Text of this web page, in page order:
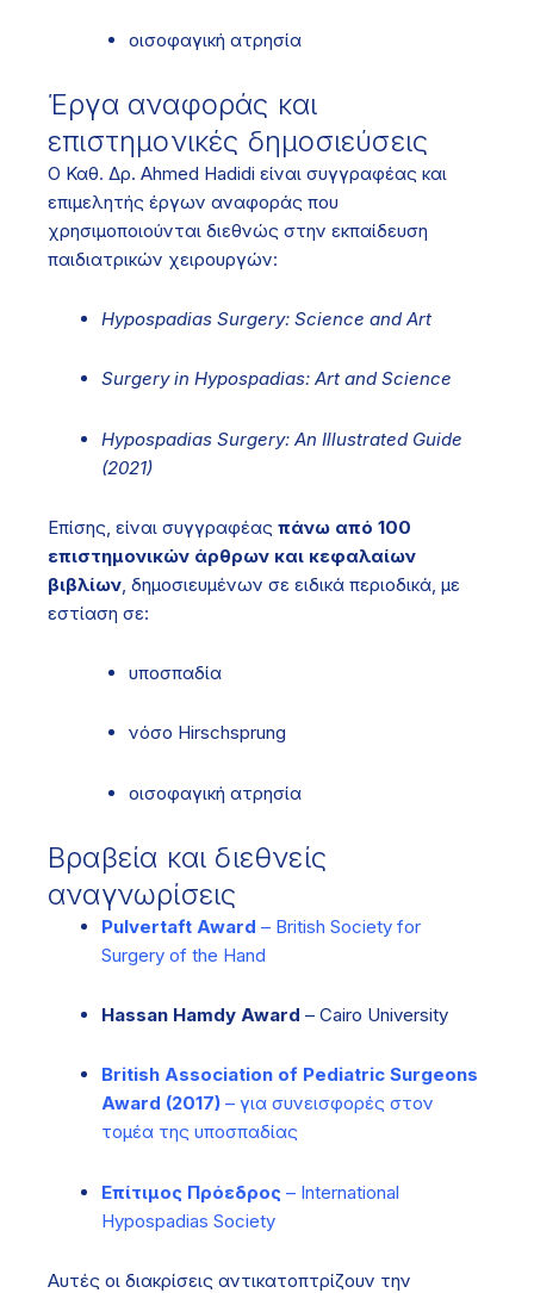
οισοφαγική ατρησία
Έργα αναφοράς και
επιστημονικές δημοσιεύσεις
Ο Καθ. Δρ. Ahmed Hadidi είναι συγγραφέας και
επιμελητής έργων αναφοράς που
χρησιμοποιούνται διεθνώς στην εκπαίδευση
παιδιατρικών χειρουργών:
Hypospadias Surgery: Science and Art
Surgery in Hypospadias: Art and Science
Hypospadias Surgery: An Illustrated Guide
(2021)
Επίσης, είναι συγγραφέας πάνω από 100
επιστημονικών άρθρων και κεφαλαίων
βιβλίων , δημοσιευμένων σε ειδικά περιοδικά, με
εστίαση σε:
υποσπαδία
νόσο Hirschsprung
οισοφαγική ατρησία
Βραβεία και διεθνείς
αναγνωρίσεις
Pulvertaft Award – British Society for
Surgery of the Hand
Hassan Hamdy Award – Cairo University
British Association of Pediatric Surgeons
Award (2017) – για συνεισφορές στον
τομέα της υποσπαδίας
Επίτιμος Πρόεδρος – International
Hypospadias Society
Αυτές οι διακρίσεις αντικατοπτρίζουν την